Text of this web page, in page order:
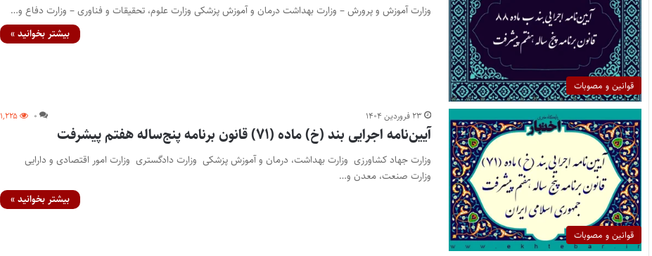
قوانین و مصوبات
وزارت آموزش و پرورش – وزارت بهداشت درمان و آموزش پزشکی وزارت علوم، تحقیقات و فناوری – وزارت دفاع و…
بیشتر بخوانید »
قوانین و مصوبات
۲۳ فروردین ۱۴۰۴ ۰ ۱,۲۲۵
آیین‌نامه اجرایی بند (خ) ماده (۷۱) قانون برنامه پنج‌ساله هفتم پیشرفت
وزارت جهاد کشاورزی وزارت بهداشت، درمان و آموزش پزشکی وزارت دادگستری وزارت امور اقتصادی و دارایی
وزارت صنعت، معدن و…
بیشتر بخوانید »